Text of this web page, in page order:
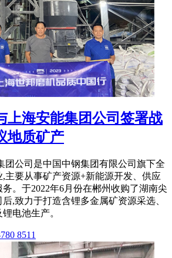
上海安能集团公司签署战
地质矿产
团公司是中国中钢集团有限公司旗下全
,主要从事矿产资源+新能源开发、供应
。于2022年6月份在郴州收购了湖南尖
,致力于打造含锂多金属矿资源采选、
电池生产。
8511